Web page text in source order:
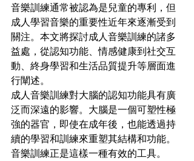
音樂訓練通常被認為是兒童的專利，但
成人學習音樂的重要性近年來逐漸受到
關注。本文將探討成人音樂訓練的諸多
益處，從認知功能、情感健康到社交互
動、終身學習和生活品質提升等層面進
行闡述。
成人音樂訓練對大腦的認知功能具有廣
泛而深遠的影響。大腦是一個可塑性極
強的器官，即使在成年後，也能透過持
續的學習和訓練來重塑其結構和功能。
音樂訓練正是這樣一種有效的工具。